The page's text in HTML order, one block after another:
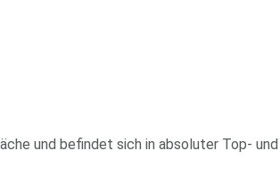
und befindet sich in absoluter Top-